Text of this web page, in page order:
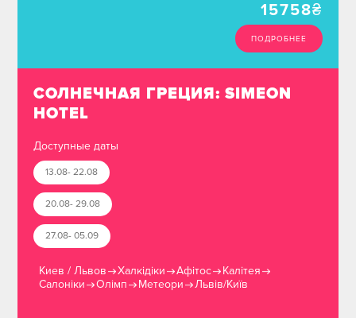
15758₴
ПОДРОБНЕЕ
СОЛНЕЧНАЯ ГРЕЦИЯ: SIMEON
HOTEL
Доступные даты
13.08- 22.08
20.08- 29.08
27.08- 05.09
Киев / Львов Халкідіки Афітос
Калітея
Салоніки
Олімп Метеори Львів/Київ